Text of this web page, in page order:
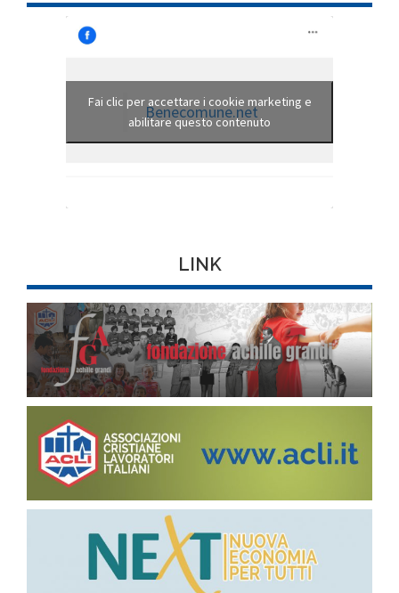
Benecomune.net
Fai clic per accettare i cookie marketing e
abilitare questo contenuto
LINK